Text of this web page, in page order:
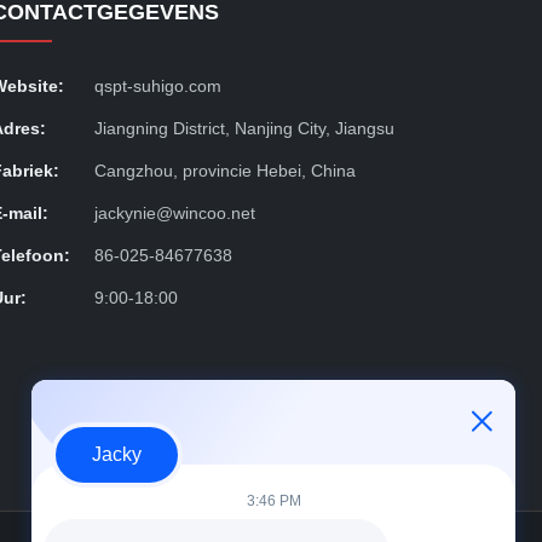
qspt-suhigo.com
Jiangning District, Nanjing City, Jiangsu
Cangzhou, provincie Hebei, China
mail: jackynie@wincoo.net
86-025-84677638
9:00-18:00
Jacky
3:46 PM